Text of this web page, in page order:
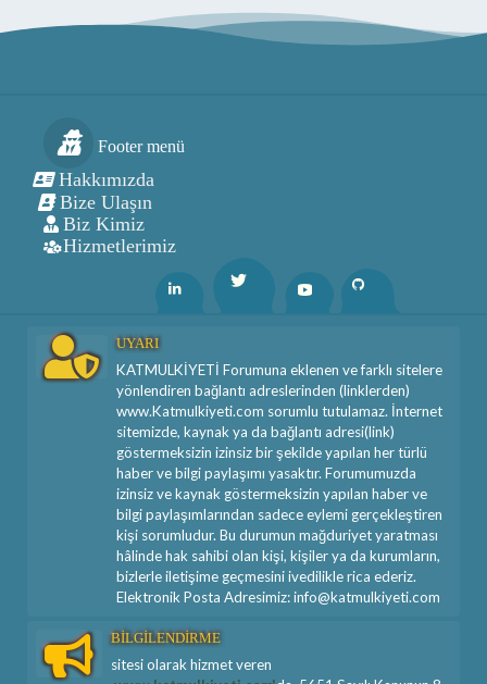
Footer menü
Hakkımızda
Bize Ulaşın
Biz Kimiz
Hizmetlerimiz
Linkedin Twitter Youtube Github
UYARI
KATMULKİYETİ Forumuna eklenen ve farklı sitelere
yönlendiren bağlantı adreslerinden (linklerden)
www.Katmulkiyeti.com sorumlu tutulamaz. İnternet
sitemizde, kaynak ya da bağlantı adresi(link)
göstermeksizin izinsiz bir şekilde yapılan her türlü
haber ve bilgi paylaşımı yasaktır. Forumumuzda
izinsiz ve kaynak göstermeksizin yapılan haber ve
bilgi paylaşımlarından sadece eylemi gerçekleştiren
kişi sorumludur. Bu durumun mağduriyet yaratması
hâlinde hak sahibi olan kişi, kişiler ya da kurumların,
bizlerle iletişime geçmesini ivedilikle rica ederiz.
Elektronik Posta Adresimiz: info@katmulkiyeti.com
BİLGİLENDİRME
sitesi olarak hizmet veren